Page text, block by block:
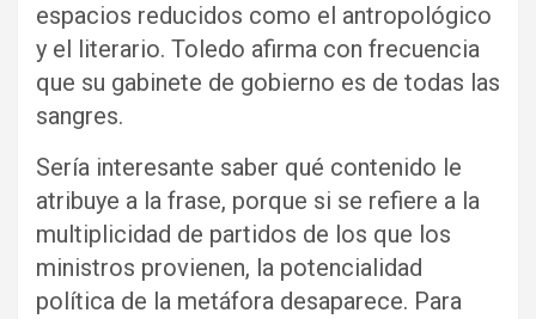
espacios reducidos como el antropológico
y el literario. Toledo afirma con frecuencia
que su gabinete de gobierno es de todas las
sangres.
Sería interesante saber qué contenido le
atribuye a la frase, porque si se refiere a la
multiplicidad de partidos de los que los
ministros provienen, la potencialidad
política de la metáfora desaparece. Para